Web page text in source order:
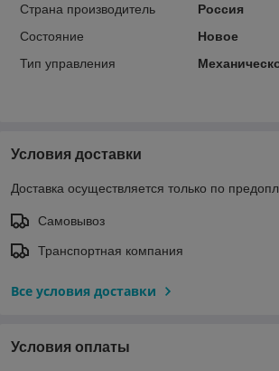
Страна производитель
Россия
Состояние
Новое
Тип управления
Условия доставки
Доставка осуществляется только по
Самовывоз
Транспортная компания
Все условия доставки
Условия оплаты